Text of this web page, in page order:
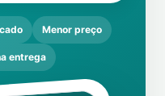
Menor preço
entrega